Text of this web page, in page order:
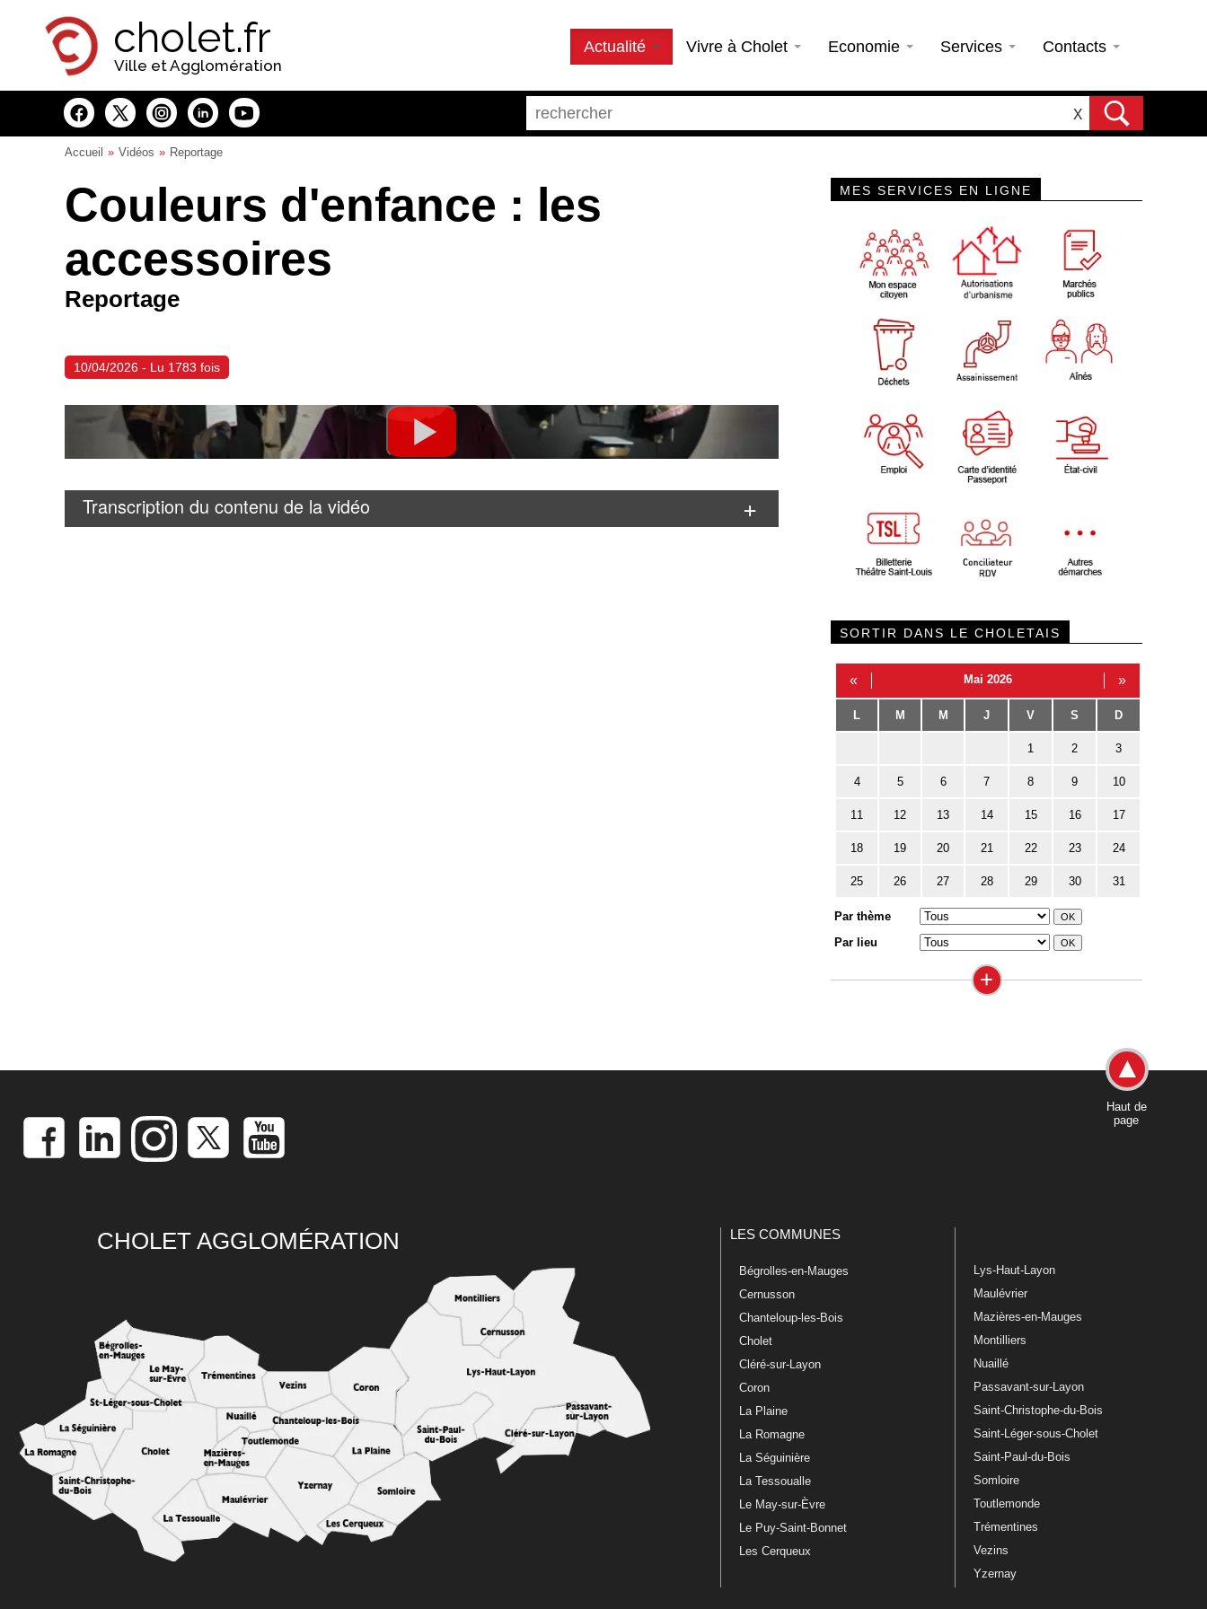
cholet.fr
Ville et Agglomération
Actualité Vivre à Cholet Economie Services Contacts
X
Accueil Vidéos Reportage
Couleurs d'enfance : les
accessoires
Reportage
10/04/2026 - Lu 1783 fois
Transcription du contenu de la vidéo
MES SERVICES EN LIGNE
SORTIR DANS LE CHOLETAIS
« Mai 2026 »
L M M J V S D
1 2 3
4 5 6 7 8 9 10
11 12 13 14 15 16 17
18 19 20 21 22 23 24
25 26 27 28 29 30 31
Par thème
Par lieu
+
Haut de
page
CHOLET AGGLOMÉRATION LES COMMUNES
Bégrolles-en-Mauges
Cernusson
Chanteloup-les-Bois
Cholet
Cléré-sur-Layon
Coron
La Plaine
La Romagne
La Séguinière
La Tessoualle
Le May-sur-Èvre
Le Puy-Saint-Bonnet
Les Cerqueux
Lys-Haut-Layon
Maulévrier
Mazières-en-Mauges
Montilliers
Nuaillé
Passavant-sur-Layon
Saint-Christophe-du-Bois
Saint-Léger-sous-Cholet
Saint-Paul-du-Bois
Somloire
Toutlemonde
Trémentines
Vezins
Yzernay